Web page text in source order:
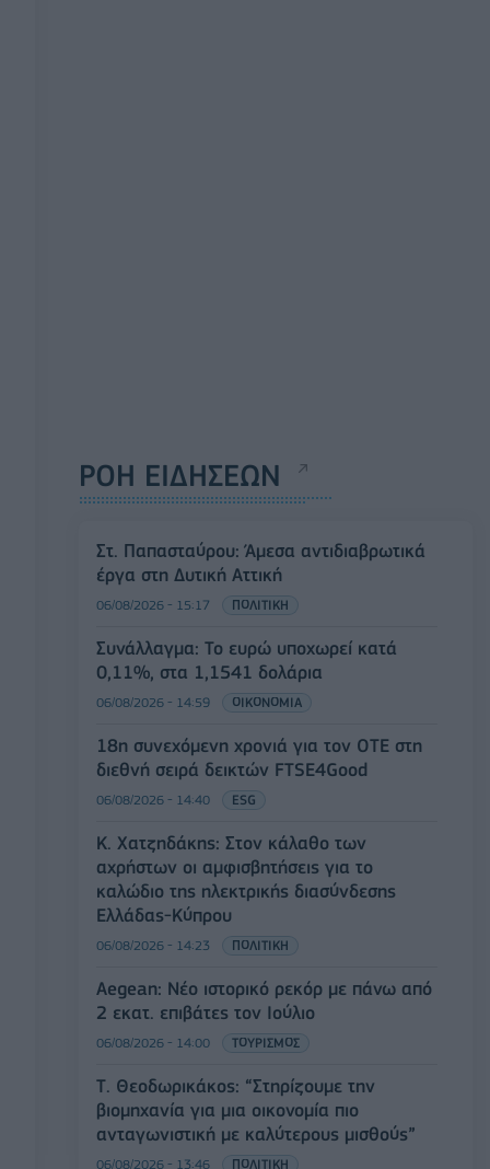
ΡΟΗ ΕΙΔΗΣΕΩΝ
Στ. Παπασταύρου: Άμεσα αντιδιαβρωτικά
έργα στη Δυτική Αττική
06/08/2026 - 15:17 ΠΟΛΙΤΙΚΗ
Συνάλλαγμα: Το ευρώ υποχωρεί κατά
0,11%, στα 1,1541 δολάρια
06/08/2026 - 14:59 ΟΙΚΟΝΟΜΙΑ
18η συνεχόμενη χρονιά για τον ΟΤΕ στη
διεθνή σειρά δεικτών FTSE4Good
06/08/2026 - 14:40 ESG
Κ. Χατζηδάκης: Στον κάλαθο των
αχρήστων οι αμφισβητήσεις για το
καλώδιο της ηλεκτρικής διασύνδεσης
Ελλάδας-Κύπρου
06/08/2026 - 14:23 ΠΟΛΙΤΙΚΗ
Aegean: Νέο ιστορικό ρεκόρ με πάνω από
2 εκατ. επιβάτες τον Ιούλιο
06/08/2026 - 14:00 ΤΟΥΡΙΣΜΟΣ
Τ. Θεοδωρικάκος: “Στηρίζουμε την
βιομηχανία για μια οικονομία πιο
ανταγωνιστική με καλύτερους μισθούς”
06/08/2026 - 13:46 ΠΟΛΙΤΙΚΗ